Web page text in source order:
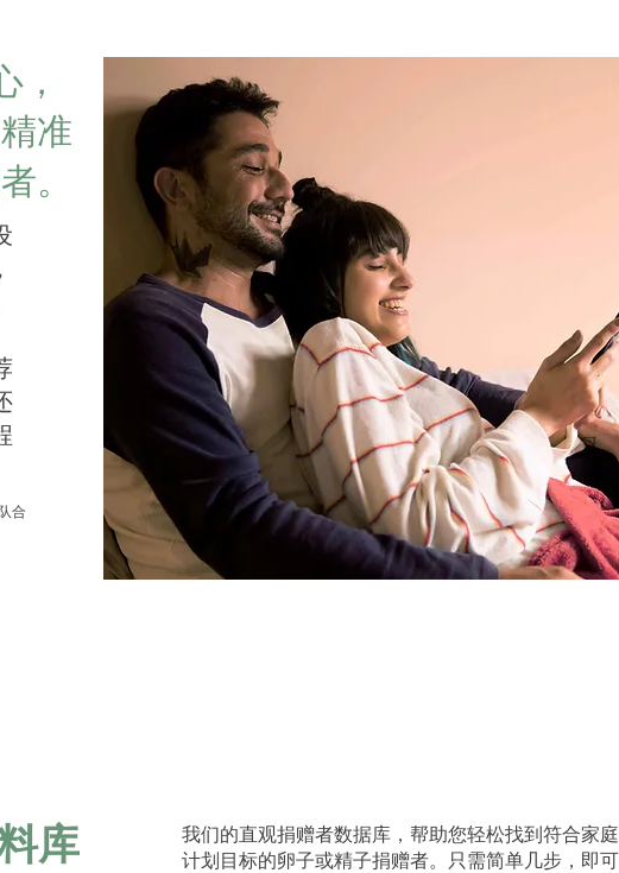
准
。
合
库
我们的直观捐赠者数据库，帮助您轻松找到符合家庭
计划目标的卵子或精子捐赠者。只需简单几步，即可